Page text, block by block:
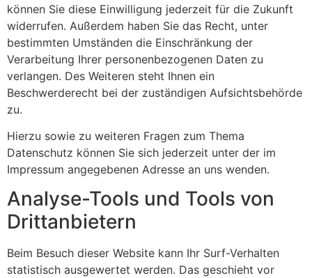
können Sie diese Einwilligung jederzeit für die Zukunft
widerrufen. Außerdem haben Sie das Recht, unter
bestimmten Umständen die Einschränkung der
Verarbeitung Ihrer personenbezogenen Daten zu
verlangen. Des Weiteren steht Ihnen ein
Beschwerderecht bei der zuständigen Aufsichtsbehörde
zu.
Hierzu sowie zu weiteren Fragen zum Thema
Datenschutz können Sie sich jederzeit unter der im
Impressum angegebenen Adresse an uns wenden.
Analyse-Tools und Tools von
Dritt­anbietern
Beim Besuch dieser Website kann Ihr Surf-Verhalten
statistisch ausgewertet werden. Das geschieht vor